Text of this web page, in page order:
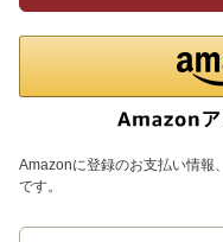
Amazonに登録のお支払い情報
です。